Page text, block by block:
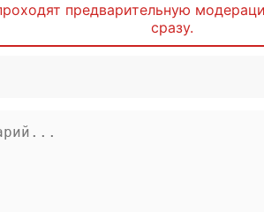
предварительную
сразу.